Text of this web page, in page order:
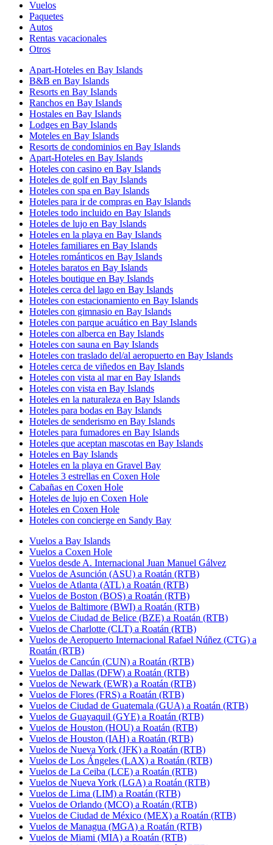
Vuelos
Paquetes
Autos
Rentas vacacionales
Otros
Apart-Hoteles en Bay Islands
B&B en Bay Islands
Resorts en Bay Islands
Ranchos en Bay Islands
Hostales en Bay Islands
Lodges en Bay Islands
Moteles en Bay Islands
Resorts de condominios en Bay Islands
Apart-Hoteles en Bay Islands
Hoteles con casino en Bay Islands
Hoteles de golf en Bay Islands
Hoteles con spa en Bay Islands
Hoteles para ir de compras en Bay Islands
Hoteles todo incluido en Bay Islands
Hoteles de lujo en Bay Islands
Hoteles en la playa en Bay Islands
Hoteles familiares en Bay Islands
Hoteles románticos en Bay Islands
Hoteles baratos en Bay Islands
Hoteles boutique en Bay Islands
Hoteles cerca del lago en Bay Islands
Hoteles con estacionamiento en Bay Islands
Hoteles con gimnasio en Bay Islands
Hoteles con parque acuático en Bay Islands
Hoteles con alberca en Bay Islands
Hoteles con sauna en Bay Islands
Hoteles con traslado del/al aeropuerto en Bay Islands
Hoteles cerca de viñedos en Bay Islands
Hoteles con vista al mar en Bay Islands
Hoteles con vista en Bay Islands
Hoteles en la naturaleza en Bay Islands
Hoteles para bodas en Bay Islands
Hoteles de senderismo en Bay Islands
Hoteles para fumadores en Bay Islands
Hoteles que aceptan mascotas en Bay Islands
Hoteles en Bay Islands
Hoteles en la playa en Gravel Bay
Hoteles 3 estrellas en Coxen Hole
Cabañas en Coxen Hole
Hoteles de lujo en Coxen Hole
Hoteles en Coxen Hole
Hoteles con concierge en Sandy Bay
Vuelos a Bay Islands
Vuelos a Coxen Hole
Vuelos desde A. Internacional Juan Manuel Gálvez
Vuelos de Asunción (ASU) a Roatán (RTB)
Vuelos de Atlanta (ATL) a Roatán (RTB)
Vuelos de Boston (BOS) a Roatán (RTB)
Vuelos de Baltimore (BWI) a Roatán (RTB)
Vuelos de Ciudad de Belice (BZE) a Roatán (RTB)
Vuelos de Charlotte (CLT) a Roatán (RTB)
Vuelos de Aeropuerto Internacional Rafael Núñez (CTG) a
Roatán (RTB)
Vuelos de Cancún (CUN) a Roatán (RTB)
Vuelos de Dallas (DFW) a Roatán (RTB)
Vuelos de Newark (EWR) a Roatán (RTB)
Vuelos de Flores (FRS) a Roatán (RTB)
Vuelos de Ciudad de Guatemala (GUA) a Roatán (RTB)
Vuelos de Guayaquil (GYE) a Roatán (RTB)
Vuelos de Houston (HOU) a Roatán (RTB)
Vuelos de Houston (IAH) a Roatán (RTB)
Vuelos de Nueva York (JFK) a Roatán (RTB)
Vuelos de Los Ángeles (LAX) a Roatán (RTB)
Vuelos de La Ceiba (LCE) a Roatán (RTB)
Vuelos de Nueva York (LGA) a Roatán (RTB)
Vuelos de Lima (LIM) a Roatán (RTB)
Vuelos de Orlando (MCO) a Roatán (RTB)
Vuelos de Ciudad de México (MEX) a Roatán (RTB)
Vuelos de Managua (MGA) a Roatán (RTB)
Vuelos de Miami (MIA) a Roatán (RTB)